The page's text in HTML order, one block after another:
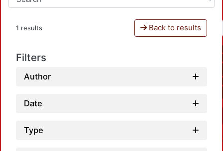
1 results Back to results
Filters
Author
Date
Type